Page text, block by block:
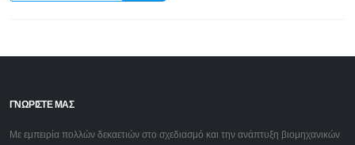
ΓΝΩΡΙΣΤΕ ΜΑΣ
Με εμπειρία πολλών δεκαετιών στο σχεδιασμό και την ανάπτυξη βιομηχανικών